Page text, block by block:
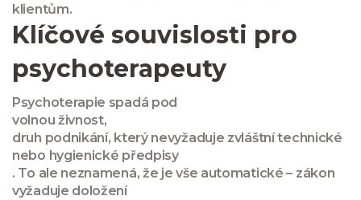
klientům.
Klíčové souvislosti pro
psychoterapeuty
Psychoterapie spadá pod
volnou živnost,
druh podnikání, který nevyžaduje zvláštní technické
nebo hygienické předpisy
. To ale neznamená, že je vše automatické – zákon
vyžaduje doložení